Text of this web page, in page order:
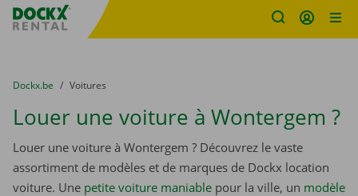
sitename
You are here:
du
Dockx.be to
Voitures
Louer une voiture à Wontergem ?
Louer une voiture à Wontergem ? Découvrez le vaste
assortiment de modèles et de marques de Dockx location
voiture. Une petite voiture maniable pour la ville, un modèle